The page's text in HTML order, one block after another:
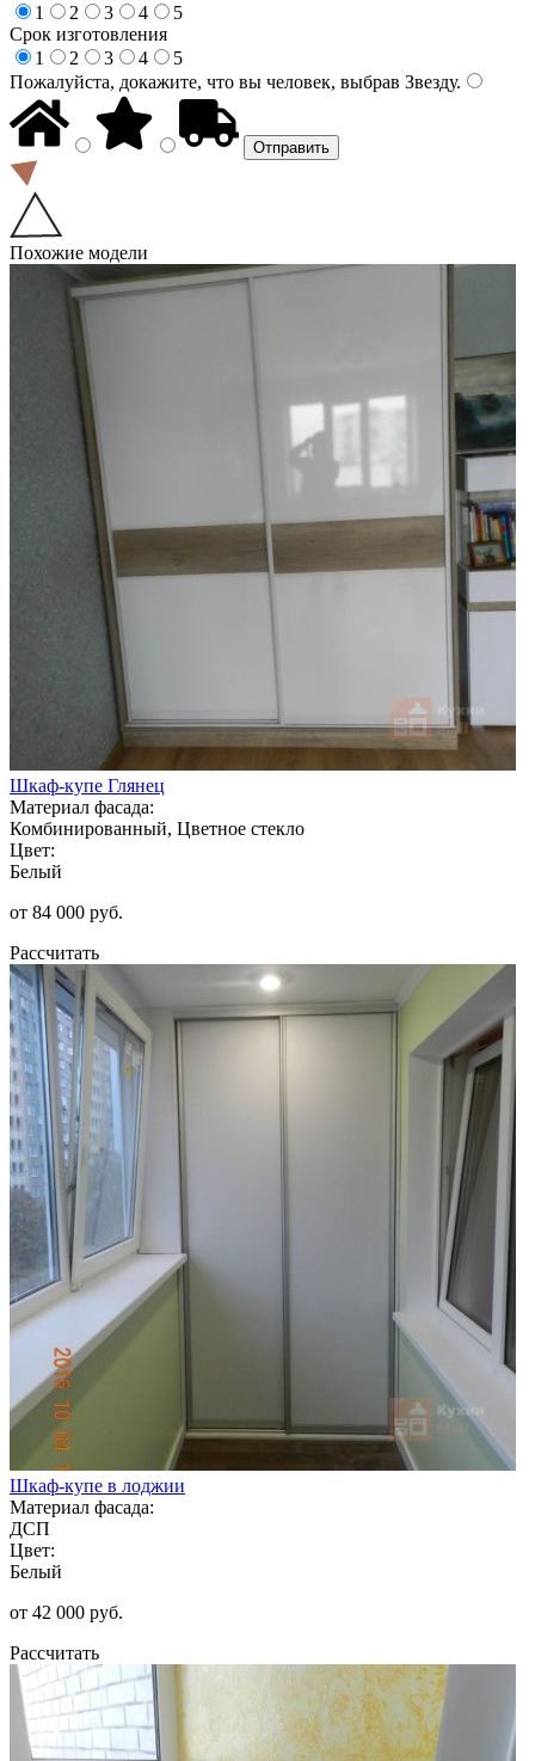
1
2 3 4
5
Срок изготовления
1
2 3 4
5
Пожалуйста, докажите, что вы человек, выбрав Звезду.
Похожие модели
Шкаф-купе Глянец
Материал фасада:
Комбинированный, Цветное стекло
Цвет:
Белый
от 84 000 руб.
Рассчитать
Шкаф-купе в лоджии
Материал фасада:
ДСП
Цвет:
Белый
от 42 000 руб.
Рассчитать